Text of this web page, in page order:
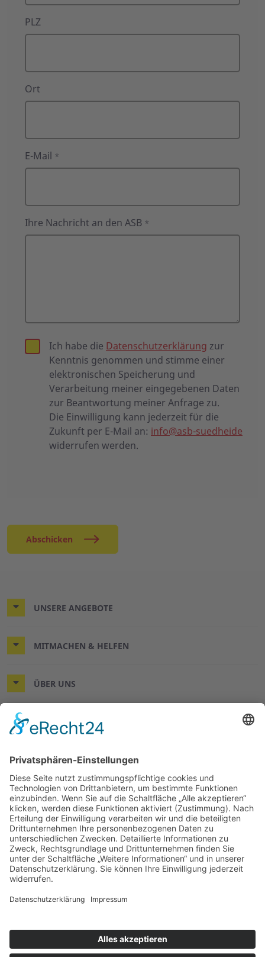
PLZ
Ort
E-Mail *
Ihre Nachricht an den ASB *
Ich habe die Datenschutzerklärung zur
Kenntnis genommen und stimme einer
elektronischen Speicherung und
Verarbeitung meiner eingegebenen Daten
zur Beantwortung meiner Anfrage zu.
Die Einwilligung kann jederzeit für die
Zukunft per E-Mail an: info@asb-suedheide
widerrufen werden.
Abschicken
UNSERE ANGEBOTE
MITMACHEN & HELFEN
ÜBER UNS
© 2026 ASB-Regionalverband Südheide
Impressum
Datenschutz
Cookie-Einstellungen